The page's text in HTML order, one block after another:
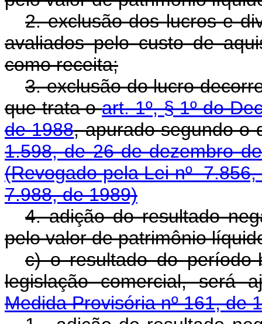
2. exclusão dos lucros e
avaliados pelo custo de
como receita;
3. exclusão do lucro
que trata oart. 1º, § 1º do
de 1988, apurado segundo o
1.598, de 26 de dezembro
(Revogado pela Lei nº 7.856,
7.988, de 1989)
4. adição do resultado
pelo valor de patrimônio
c) o resultado do
legislação comercial, será
Medida Provisória nº 161, de